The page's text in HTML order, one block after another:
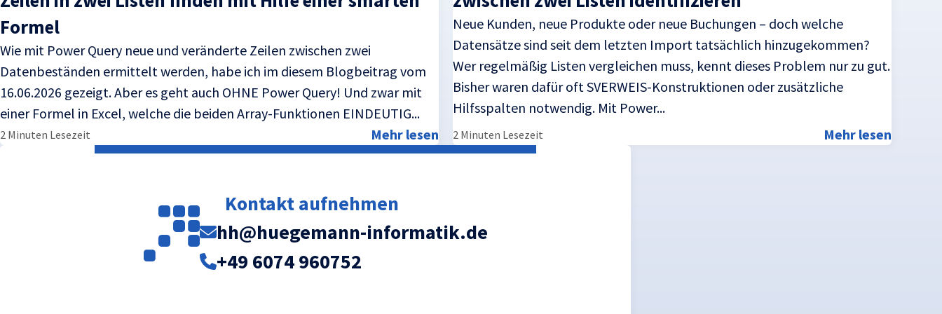
Formel
Wie mit Power Query neue und veränderte Zeilen zwischen zwei
Datenbeständen ermittelt werden, habe ich im diesem Blogbeitrag vom
16.06.2026 gezeigt. Aber es geht auch OHNE Power Query! Und zwar mit
einer Formel in Excel, welche die beiden Array-Funktionen EINDEUTIG...
2 Minuten Lesezeit Mehr lesen
Neue Kunden, neue Produkte oder neue Buchungen – doch welche
Datensätze sind seit dem letzten Import tatsächlich hinzugekommen?
Wer regelmäßig Listen vergleichen muss, kennt dieses Problem nur zu gut.
Bisher waren dafür oft SVERWEIS-Konstruktionen oder zusätzliche
Hilfsspalten notwendig. Mit Power...
2 Minuten Lesezeit Mehr lesen
Kontakt aufnehmen
hh@huegemann-informatik.de
+49 6074 960752